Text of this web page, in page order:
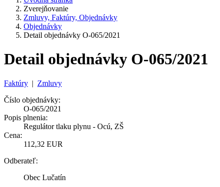
Zverejňovanie
Zmluvy, Faktúry, Objednávky
Objednávky
Detail objednávky O-065/2021
Detail objednávky O-065/2021
Faktúry | Zmluvy
Číslo objednávky:
O-065/2021
Popis plnenia:
Regulátor tlaku plynu - Ocú, ZŠ
Cena:
112,32 EUR
Odberateľ:
Obec Lučatín